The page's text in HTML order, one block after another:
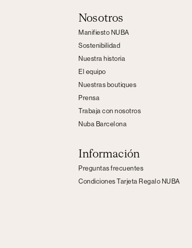
Nosotros
Manifiesto NUBA
Sostenibilidad
Nuestra historia
El equipo
Nuestras boutiques
Prensa
Trabaja con nosotros
Nuba Barcelona
Información
Preguntas frecuentes
Condiciones Tarjeta Regalo NUBA